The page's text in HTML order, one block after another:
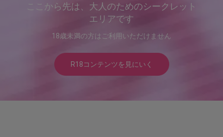
ここから先は、大人のためのシークレット
エリアです
18歳未満の方はご利用いただけません
R18コンテンツを見にいく